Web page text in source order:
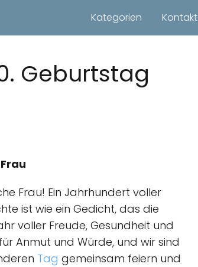
Kategorien Kontakt
Geburtstag
Frau! Ein Jahrhundert voller
ist wie ein Gedicht, das die
voller Freude, Gesundheit und
Anmut und Würde, und wir sind
Tag gemeinsam feiern und